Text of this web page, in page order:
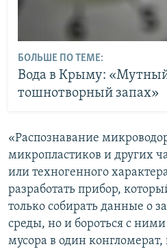
БОЛЬШЕ ПО ТЕМЕ:
Вода в Крыму:
тошнотворный запах»
«Распознавание
микропластиков и других
или техногенного
разработать прибор,
только собирать данные о
среды, но и бороться с
мусора в один